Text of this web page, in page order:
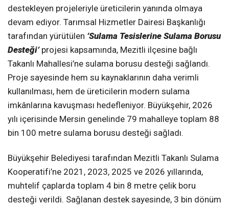
destekleyen projeleriyle üreticilerin yanında olmaya
devam ediyor. Tarımsal Hizmetler Dairesi Başkanlığı
tarafından yürütülen ‘Sulama Tesislerine Sulama Borusu
Desteği’projesi kapsamında, Mezitli ilçesine bağlı
Takanlı Mahallesi’ne sulama borusu desteği sağlandı.
Proje sayesinde hem su kaynaklarının daha verimli
kullanılması, hem de üreticilerin modern sulama
imkânlarına kavuşması hedefleniyor. Büyükşehir, 2026
yılı içerisinde Mersin genelinde 79 mahalleye toplam 88
bin 100 metre sulama borusu desteği sağladı.
Büyükşehir Belediyesi tarafından Mezitli Takanlı Sulama
Kooperatifi’ne 2021, 2023, 2025 ve 2026 yıllarında,
muhtelif çaplarda toplam 4 bin 8 metre çelik boru
desteği verildi. Sağlanan destek sayesinde, 3 bin dönüm